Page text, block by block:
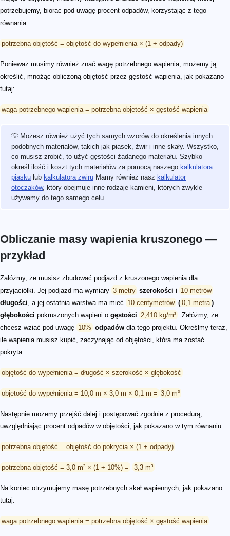
potrzebujemy, biorąc pod uwagę procent odpadów, korzystając z tego
równania:
potrzebna objętość = objętość do wypełnienia × (1 + odpady)
Ponieważ musimy również znać wagę potrzebnego wapienia, możemy ją
określić, mnożąc obliczoną objętość przez gęstość wapienia, jak pokazano
tutaj:
waga potrzebnego wapienia = potrzebna objętość × gęstość wapienia
💡 Możesz również użyć tych samych wzorów do określenia innych
podobnych materiałów, takich jak piasek, żwir i inne skały. Wszystko,
co musisz zrobić, to użyć gęstości żądanego materiału. Szybko
określ ilość i koszt tych materiałów za pomocą naszego kalkulatora
piasku lub kalkulatora żwiru Mamy również nasz kalkulator
otoczaków, który obejmuje inne rodzaje kamieni, których zwykle
używamy do tego samego celu.
Obliczanie masy wapienia kruszonego —
przykład
Załóżmy, że musisz zbudować podjazd z kruszonego wapienia dla
przyjaciółki. Jej podjazd ma wymiary 3 metry szerokości i 10 metrów
długości , a jej ostatnia warstwa ma mieć 10 centymetrów ( 0,1 metra )
głębokości pokruszonych wapieni o gęstości 2,410 kg/m³
. Załóżmy, że
chcesz wziąć pod uwagę 10% odpadów dla tego projektu. Określmy teraz,
ile wapienia musisz kupić, zaczynając od objętości, która ma zostać
pokryta:
objętość do wypełnienia = długość × szerokość × głębokość
objętość do wypełnienia = 10,0 m × 3,0 m × 0,1 m = 3,0 m³
Następnie możemy przejść dalej i postępować zgodnie z procedurą,
uwzględniając procent odpadów w objętości, jak pokazano w tym równaniu:
potrzebna objętość = objętość do pokrycia × (1 + odpady)
potrzebna objętość = 3,0 m³ × (1 + 10%) = 3,3 m³
Na koniec otrzymujemy masę potrzebnych skał wapiennych, jak pokazano
tutaj:
waga potrzebnego wapienia = potrzebna objętość × gęstość wapienia